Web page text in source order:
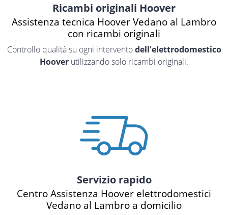
Ricambi originali Hoover
Assistenza tecnica Hoover Vedano al Lambro
con ricambi originali
Controllo qualità su ogni interventodell'elettrodomestico
Hoover utilizzando solo ricambi originali.
Servizio rapido
Centro Assistenza Hoover elettrodomestici
Vedano al Lambro a domicilio